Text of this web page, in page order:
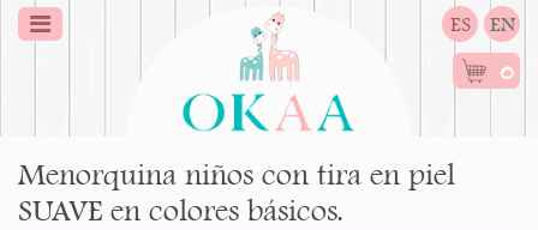
ES EN
0
Menorquina niños con tira en piel
SUAVE en colores básicos.